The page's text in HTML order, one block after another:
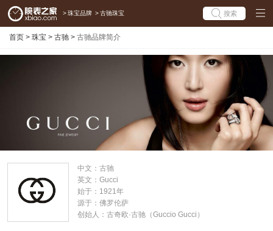
> 珠宝品牌 > 古驰珠宝 搜索
首页 > 珠宝 > 古驰 > 古驰品牌简介
中文： 古驰
英文： Gucci
始于： 1921年
源于： 佛罗伦萨
创始人： 古奇欧·古驰（Guccio Gucci）